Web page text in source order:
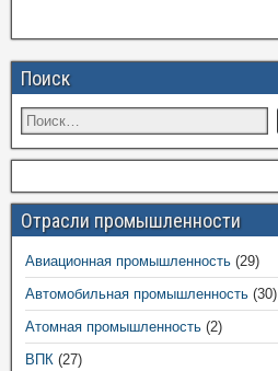
Поиск
Отрасли промышленности
Авиационная промышленность (29)
Автомобильная промышленность (30)
Атомная промышленность (2)
ВПК (27)